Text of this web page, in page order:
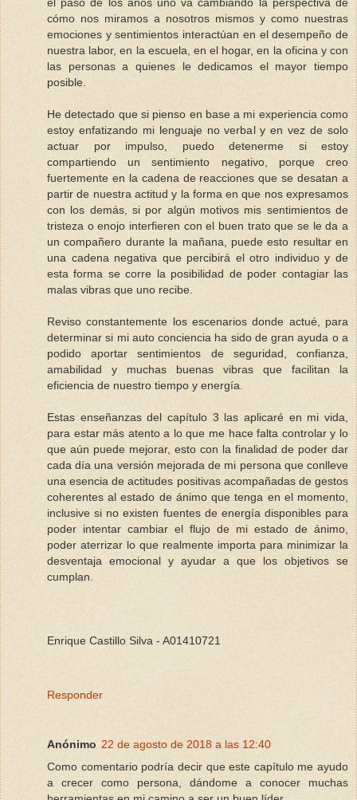
cómo nos miramos a nosotros mismos y como nuestras
emociones y sentimientos interactúan en el desempeño de
nuestra labor, en la escuela, en el hogar, en la oficina y con
las personas a quienes le dedicamos el mayor tiempo
posible.
He detectado que si pienso en base a mi experiencia como
estoy enfatizando mi lenguaje no verbal y en vez de solo
actuar por impulso, puedo detenerme si estoy
compartiendo un sentimiento negativo, porque creo
fuertemente en la cadena de reacciones que se desatan a
partir de nuestra actitud y la forma en que nos expresamos
con los demás, si por algún motivos mis sentimientos de
tristeza o enojo interfieren con el buen trato que se le da a
un compañero durante la mañana, puede esto resultar en
una cadena negativa que percibirá el otro individuo y de
esta forma se corre la posibilidad de poder contagiar las
malas vibras que uno recibe.
Reviso constantemente los escenarios donde actué, para
determinar si mi auto conciencia ha sido de gran ayuda o a
podido aportar sentimientos de seguridad, confianza,
amabilidad y muchas buenas vibras que facilitan la
eficiencia de nuestro tiempo y energía.
Estas enseñanzas del capítulo 3 las aplicaré en mi vida,
para estar más atento a lo que me hace falta controlar y lo
que aún puede mejorar, esto con la finalidad de poder dar
cada día una versión mejorada de mi persona que conlleve
una esencia de actitudes positivas acompañadas de gestos
coherentes al estado de ánimo que tenga en el momento,
inclusive si no existen fuentes de energía disponibles para
poder intentar cambiar el flujo de mi estado de ánimo,
poder aterrizar lo que realmente importa para minimizar la
desventaja emocional y ayudar a que los objetivos se
cumplan.
Enrique Castillo Silva - A01410721
Responder
Anónimo 22 de agosto de 2018 a las 12:40
Como comentario podría decir que este capítulo me ayudo
a crecer como persona, dándome a conocer muchas